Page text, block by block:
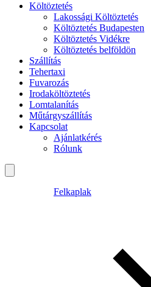
Költöztetés
Lakossági Költöztetés
Költöztetés Budapesten
Költöztetés Vidékre
Költöztetés belföldön
Szállítás
Tehertaxi
Fuvarozás
Irodaköltöztetés
Lomtalanítás
Műtárgyszállítás
Kapcsolat
Ajánlatkérés
Rólunk
Felkaplak